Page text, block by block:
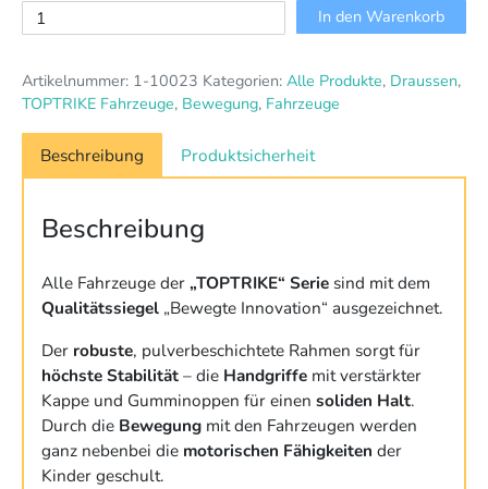
Lernfahrrad
Top
TOPTRIKE
In den Warenkorb
Artikelnummer: 1-10023 Kategorien: Alle Produkte, Draussen,
TOPTRIKE Fahrzeuge, Bewegung, Fahrzeuge
Beschreibung Produktsicherheit
Beschreibung
Alle Fahrzeuge der„TOPTRIKE“ Serie sind mit dem
Qualitätssiegel „Bewegte Innovation“ ausgezeichnet.
Der robuste, pulverbeschichtete Rahmen sorgt für
höchste Stabilität– die Handgriffe mit verstärkter
Kappe und Gumminoppen für einen soliden Halt.
Durch die Bewegung mit den Fahrzeugen werden
ganz nebenbei die motorischen Fähigkeiten der
Kinder geschult.